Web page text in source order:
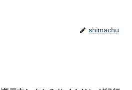
shimachu